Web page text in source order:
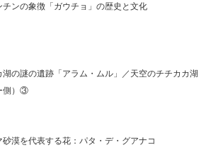
チンの象徴「ガウチョ」の歴史と文化
湖の謎の遺跡「アラム・ムル」／天空のチチカカ湖
側）③
砂漠を代表する花：パタ・デ・グアナコ